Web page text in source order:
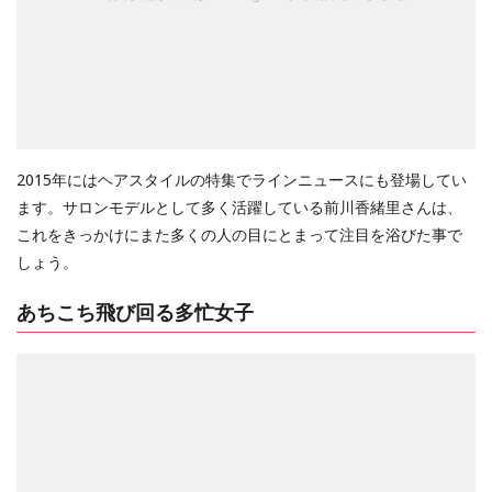
2015年にはヘアスタイルの特集でラインニュースにも登場してい
ます。サロンモデルとして多く活躍している前川香緒里さんは、
これをきっかけにまた多くの人の目にとまって注目を浴びた事で
しょう。
あちこち飛び回る多忙女子